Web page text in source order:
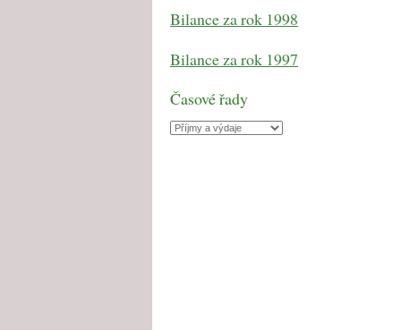
Bilance za rok 1998
Bilance za rok 1997
Časové řady